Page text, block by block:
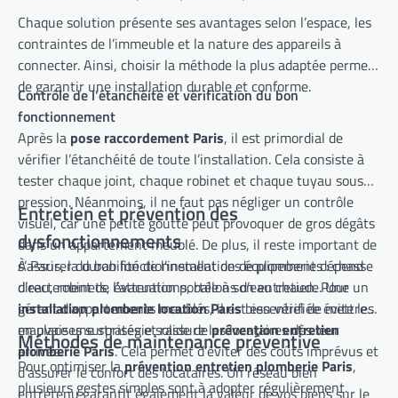
Chaque solution présente ses avantages selon l’espace, les
contraintes de l’immeuble et la nature des appareils à
connecter. Ainsi, choisir la méthode la plus adaptée permet
de garantir une installation durable et conforme.
Contrôle de l’étanchéité et vérification du bon
fonctionnement
Après la pose raccordement Paris, il est primordial de
vérifier l’étanchéité de toute l’installation. Cela consiste à
tester chaque joint, chaque robinet et chaque tuyau sous
pression. Néanmoins, il ne faut pas négliger un contrôle
visuel, car une petite goutte peut provoquer de gros dégâts
dans un appartement meublé. De plus, il reste important de
s’assurer du bon fonctionnement des équipements : chasse
d’eau, robinets, évacuations, ballons d’eau chaude. Une
installation plomberie location Parisbien vérifiée évite les
mauvaises surprises et rassure les locataires dès leur
arrivée.
Entretien et prévention des
dysfonctionnements
À Paris, la durabilité de l’installation de plomberie dépend
directement de l’attention portée à son entretien. Pour un
gérant d’appartements meublés, il est essentiel de mettre
en place une stratégie solide deprévention entretien
plomberie Paris. Cela permet d’éviter des coûts imprévus et
d’assurer le confort des locataires. Un réseau bien
entretenu garantit également la valeur de vos biens sur le
Méthodes de maintenance préventive
Pour optimiser laprévention entretien plomberie Paris,
plusieurs gestes simples sont à adopter régulièrement.